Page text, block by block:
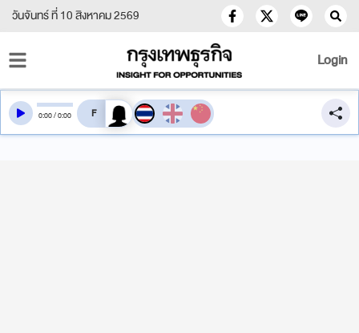
วันจันทร์ ที่ 10 สิงหาคม 2569
Login
0:00/0:00 สลับเสียงอ่าน